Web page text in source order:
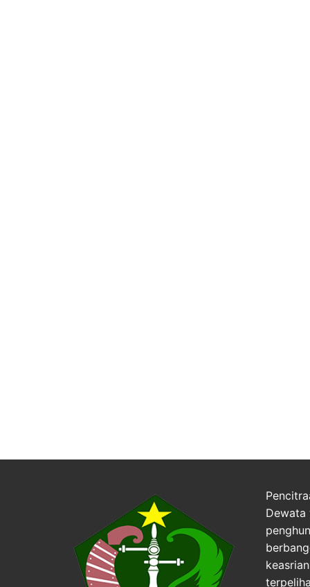
Dewata